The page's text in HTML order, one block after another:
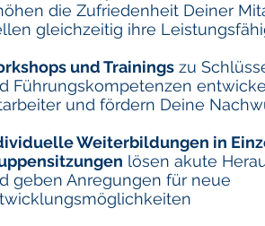
die Zufriedenheit Deiner
gleichzeitig ihre
und Trainings zu
Führungskompetenzen
und fördern Deine
Weiterbildungen in
lösen akute
geben Anregungen für neue